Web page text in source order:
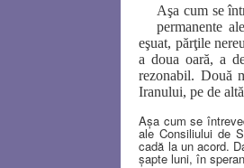
Aşa cum se
permanente
eşuat, părţile
a doua oară, a
rezonabil. Două
Iranului, pe de
Aşa cum se
ale Consiliului de
cadă la un acord.
şapte luni, în